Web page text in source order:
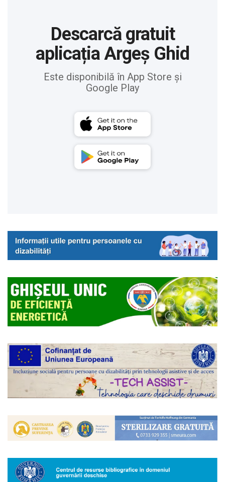
Descarcă gratuit
aplicația Argeș Ghid
Este disponibilă în App Store și
Google Play